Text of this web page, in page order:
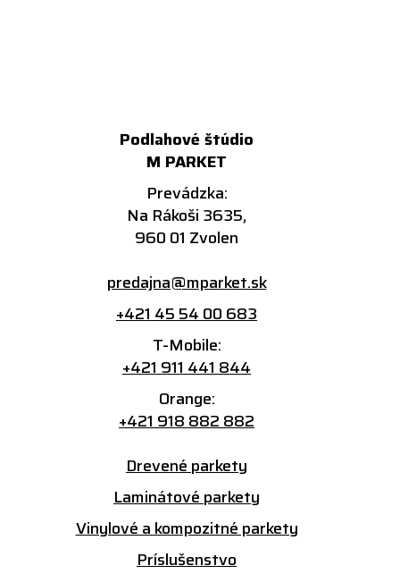
Podlahové štúdio
M PARKET
Prevádzka:
Na Rákoši 3635,
960 01 Zvolen
predajna@mparket.sk
+421 45 54 00 683
T-Mobile:
+421 911 441 844
Orange:
+421 918 882 882
Drevené parkety
Laminátové parkety
Vinylové a kompozitné parkety
Príslušenstvo